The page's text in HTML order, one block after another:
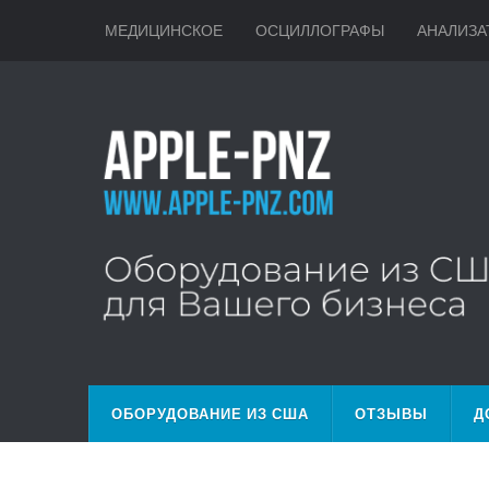
МЕДИЦИНСКОЕ ОСЦИЛЛОГРАФЫ
ОБОРУДОВАНИЕ ИЗ США ОТЗЫВЫ